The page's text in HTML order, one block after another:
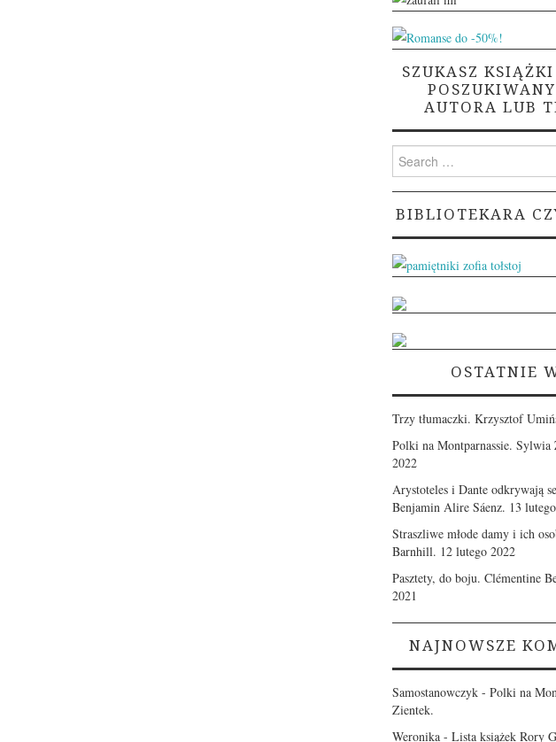
SZUKASZ
AUTORA LUB
Search
for:
BIBLIOTEKARA
OSTATNIE
Trzy tłumaczki. Krzysztof
Polki na Montparnassie. Sylwia
2022
Arystoteles i Dante odkrywają
Benjamin Alire Sáenz. 13
Straszliwe młode damy i ich
Barnhill. 12 lutego 2022
Pasztety, do boju. Clémentine
2021
NAJNOWSZE
Samostanowczyk - Polki na
Zientek.
Weronika - Lista książek Rory